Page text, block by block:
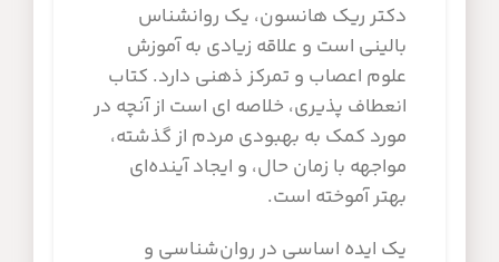
دکتر ریک هانسون، یک روانشناس
بالینی است و علاقه زیادی به آموزش
علوم اعصاب و تمرکز ذهنی دارد. کتاب
انعطاف پذیری، خلاصه ­ای است از آنچه در
مورد کمک به بهبودی مردم از گذشته،
مواجهه با زمان حال، و ایجاد آینده‌ای
بهتر آموخته‌ است.
یک ایده اساسی در روان‌شناسی و